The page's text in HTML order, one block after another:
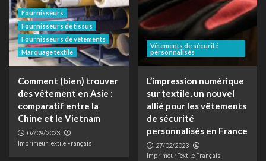
Fournisseurs
Fournisseurs de tissus
Fournisseurs de vêtements
Marquage textile
Comment (bien) trouver
des vêtement en Asie :
comparatif entre la
Chine et le Vietnam
07/09/2023
Imprimeur Textile Français
Vêtements de sécurité
personnalisés
L’impression numérique
sur textile, un nouvel
allié pour les vêtements
de sécurité
personnalisés en France
27/02/2023
Imprimeur Textile Français